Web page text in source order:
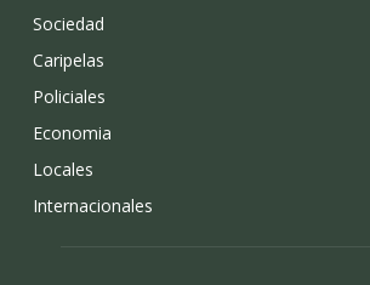
Sociedad
Caripelas
Policiales
Economia
Locales
Internacionales